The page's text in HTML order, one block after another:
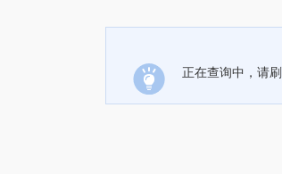
正在查询中，请